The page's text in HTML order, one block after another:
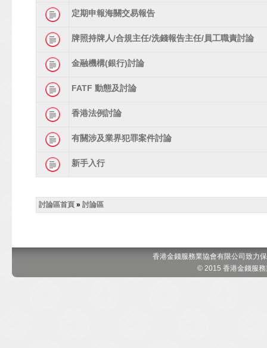
定期申報海關交易報告
牌照持牌人/合規主任/洗錢報告主任/員工職責討論
金融機構(銀行)討論
FATF 動態及討論
香港法例討論
有關涉及業界犯罪案件討論
新手入行
討論區首頁 » 討論區
香港金錢服務業協會有限公司致力
© 2015 香港金錢服